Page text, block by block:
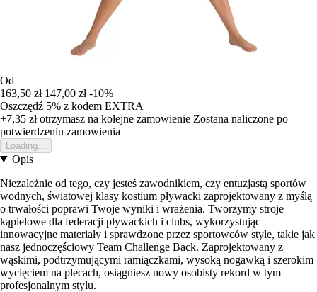
Od
163,50 zł 147,00 zł -10%
Oszczędź 5% z kodem EXTRA
+7,35 złotrzymasz na kolejne zamowienie Zostana naliczone po
potwierdzeniu zamowienia
Loading...
Opis
Niezależnie od tego, czy jesteś zawodnikiem, czy entuzjastą sportów
wodnych, światowej klasy kostium pływacki zaprojektowany z myślą
o trwałości poprawi Twoje wyniki i wrażenia. Tworzymy stroje
kąpielowe dla federacji pływackich i clubs, wykorzystując
innowacyjne materiały i sprawdzone przez sportowców style, takie jak
nasz jednoczęściowy Team Challenge Back. Zaprojektowany z
wąskimi, podtrzymującymi ramiączkami, wysoką nogawką i szerokim
wycięciem na plecach, osiągniesz nowy osobisty rekord w tym
profesjonalnym stylu.